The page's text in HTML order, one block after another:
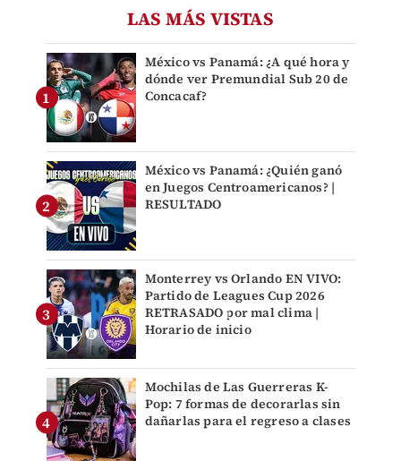
LAS MÁS VISTAS
México vs Panamá: ¿A qué hora y
dónde ver Premundial Sub 20 de
Concacaf?
México vs Panamá: ¿Quién ganó
en Juegos Centroamericanos? |
RESULTADO
Monterrey vs Orlando EN VIVO:
Partido de Leagues Cup 2026
RETRASADO por mal clima |
Horario de inicio
Mochilas de Las Guerreras K-
Pop: 7 formas de decorarlas sin
dañarlas para el regreso a clases